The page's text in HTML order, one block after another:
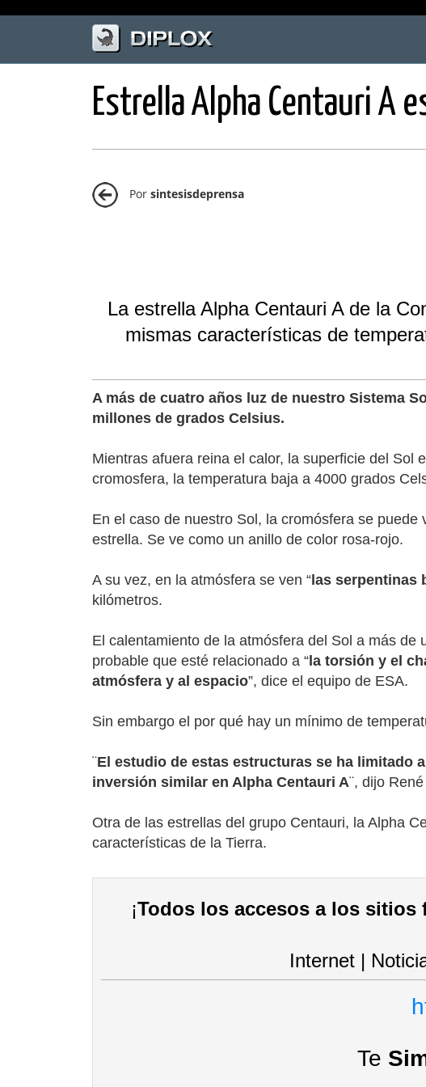
Estrella Alpha Centauri A
Porsintesisdeprensa
La estrella Alpha Centauri A de la
mismas características de
A más de cuatro años luz de nuestro Sistema
millones de grados Celsius.
Mientras afuera reina el calor, la superficie del Sol
cromosfera, la temperatura baja a 4000 grados
En el caso de nuestro Sol, la cromósfera se
estrella. Se ve como un anillo de color rosa-rojo.
A su vez, en la atmósfera se ven “ las serpentinas
kilómetros.
El calentamiento de la atmósfera del Sol a más
probable que esté relacionado a “ la torsión y el
atmósfera y al espacio”, dice el equipo de ESA.
Sin embargo el por qué hay un mínimo de
¨El estudio de estas estructuras se ha limitado
inversión similar en Alpha Centauri A¨, dijo
Otra de las estrellas del grupo Centauri, la Alpha
características de la Tierra.
¡Todos los accesos a los
Internet |
Te